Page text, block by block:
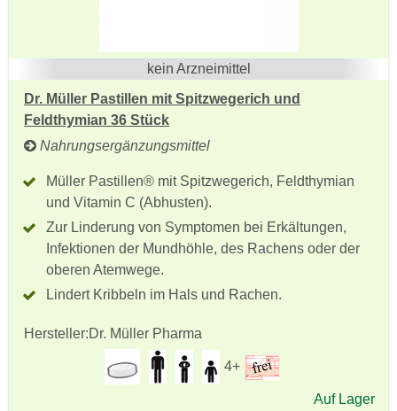
kein Arzneimittel
Dr. Müller Pastillen mit Spitzwegerich und
Feldthymian 36 Stück
Nahrungsergänzungsmittel
Müller Pastillen® mit Spitzwegerich, Feldthymian
und Vitamin C (Abhusten).
Zur Linderung von Symptomen bei Erkältungen,
Infektionen der Mundhöhle, des Rachens oder der
oberen Atemwege.
Lindert Kribbeln im Hals und Rachen.
Hersteller:Dr. Müller Pharma
4+
Auf Lager